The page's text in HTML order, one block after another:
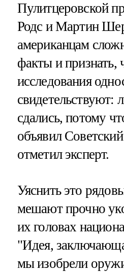
Пулитцеровской
Родс и Мартин
американцам
факты и признать,
исследования
свидетельствуют:
сдались, потому
объявил
отметил эксперт.
Уяснить это
мешают прочно
их головах
"Идея,
мы изобрели